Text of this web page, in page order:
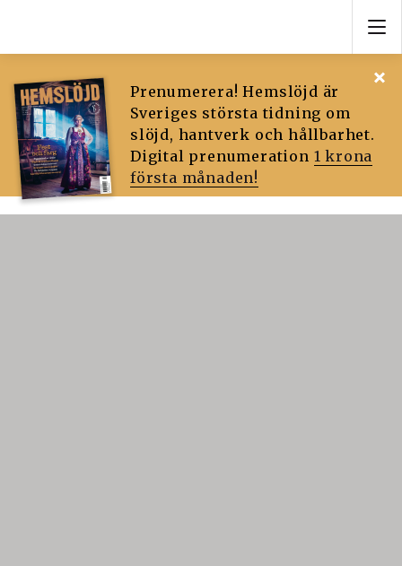
Prenumerera! Hemslöjd är
Sveriges största tidning om
slöjd, hantverk och hållbarhet.
Digital prenumeration 1 krona
första månaden!